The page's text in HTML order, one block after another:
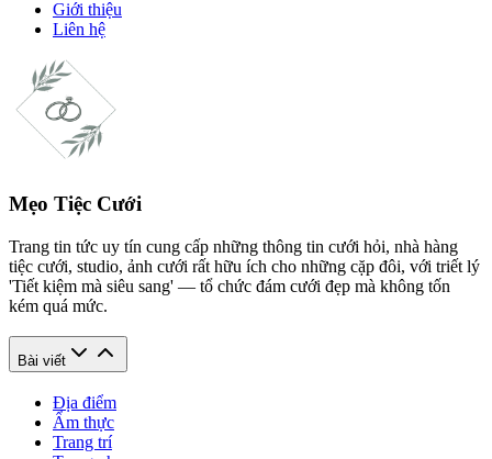
Giới thiệu
Liên hệ
Mẹo Tiệc Cưới
Trang tin tức uy tín cung cấp những thông tin cưới hỏi, nhà hàng
tiệc cưới, studio, ảnh cưới rất hữu ích cho những cặp đôi, với triết lý
'Tiết kiệm mà siêu sang' — tổ chức đám cưới đẹp mà không tốn
kém quá mức.
Bài viết
Địa điểm
Ẩm thực
Trang trí